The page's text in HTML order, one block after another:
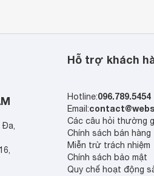
Đa,
Hỗ trợ khách
Hotline:096.789.5454
Email:
Các câu hỏi thường
Chính sách bán hàng
Miễn trừ trách nhiệm
Chính sách bảo mật
Quy chế hoạt động